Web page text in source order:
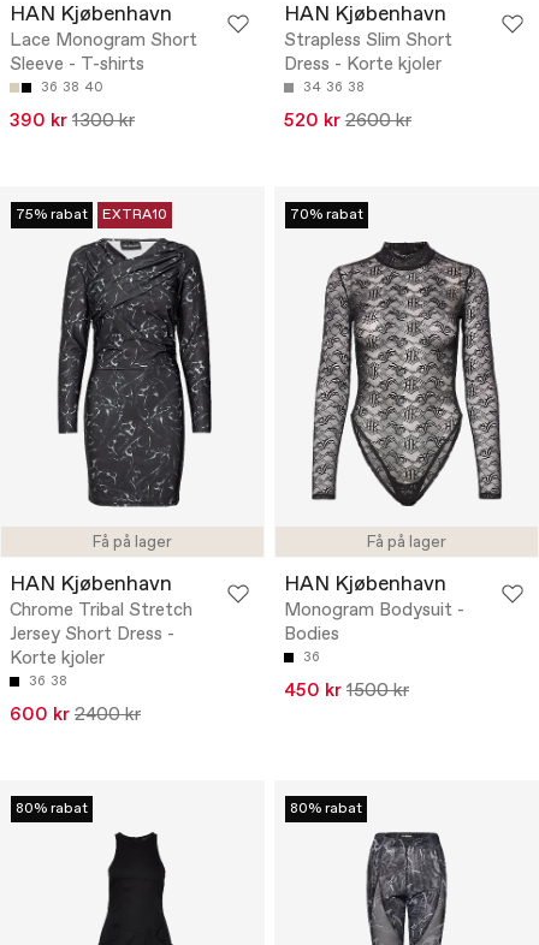
HAN Kjøbenhavn
Lace Monogram Short
Sleeve - T-shirts
36 38 40
390 kr 1300 kr
HAN Kjøbenhavn
Strapless Slim Short
Dress - Korte kjoler
34 36 38
520 kr 2600 kr
Få på lager
75% rabat EXTRA10
HAN Kjøbenhavn
Chrome Tribal Stretch
Jersey Short Dress -
Korte kjoler
36 38
600 kr 2400 kr
Få på lager
70% rabat
HAN Kjøbenhavn
Monogram Bodysuit -
Bodies
36
450 kr 1500 kr
80% rabat 80% rabat